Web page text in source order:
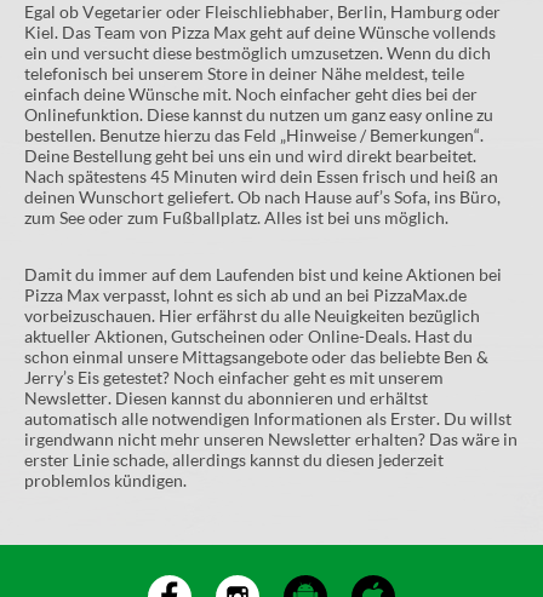
Egal ob Vegetarier oder Fleischliebhaber, Berlin, Hamburg oder
Kiel. Das Team von Pizza Max geht auf deine Wünsche vollends
ein und versucht diese bestmöglich umzusetzen. Wenn du dich
telefonisch bei unserem Store in deiner Nähe meldest, teile
einfach deine Wünsche mit. Noch einfacher geht dies bei der
Onlinefunktion. Diese kannst du nutzen um ganz easy online zu
bestellen. Benutze hierzu das Feld „Hinweise / Bemerkungen“.
Deine Bestellung geht bei uns ein und wird direkt bearbeitet.
Nach spätestens 45 Minuten wird dein Essen frisch und heiß an
deinen Wunschort geliefert. Ob nach Hause auf’s Sofa, ins Büro,
zum See oder zum Fußballplatz. Alles ist bei uns möglich.
Damit du immer auf dem Laufenden bist und keine Aktionen bei
Pizza Max verpasst, lohnt es sich ab und an bei PizzaMax.de
vorbeizuschauen. Hier erfährst du alle Neuigkeiten bezüglich
aktueller Aktionen, Gutscheinen oder Online-Deals. Hast du
schon einmal unsere Mittagsangebote oder das beliebte Ben &
Jerry’s Eis getestet? Noch einfacher geht es mit unserem
Newsletter. Diesen kannst du abonnieren und erhältst
automatisch alle notwendigen Informationen als Erster. Du willst
irgendwann nicht mehr unseren Newsletter erhalten? Das wäre in
erster Linie schade, allerdings kannst du diesen jederzeit
problemlos kündigen.